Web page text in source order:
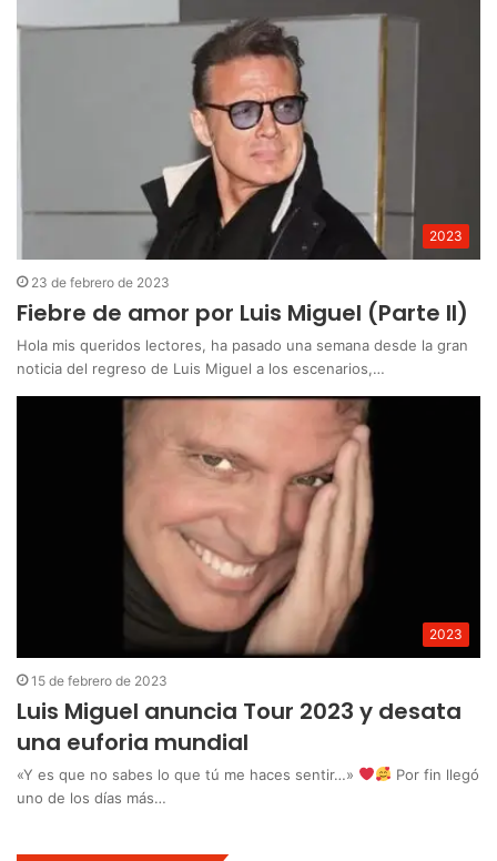
2023
23 de febrero de 2023
Fiebre de amor por Luis Miguel (Parte II)
Hola mis queridos lectores, ha pasado una semana desde la gran
noticia del regreso de Luis Miguel a los escenarios,…
2023
15 de febrero de 2023
Luis Miguel anuncia Tour 2023 y desata
una euforia mundial
«Y es que no sabes lo que tú me haces sentir…»
Por fin llegó
uno de los días más…